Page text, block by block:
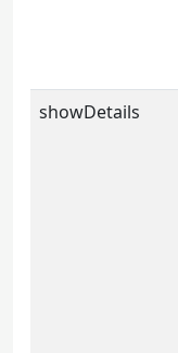
showDetails